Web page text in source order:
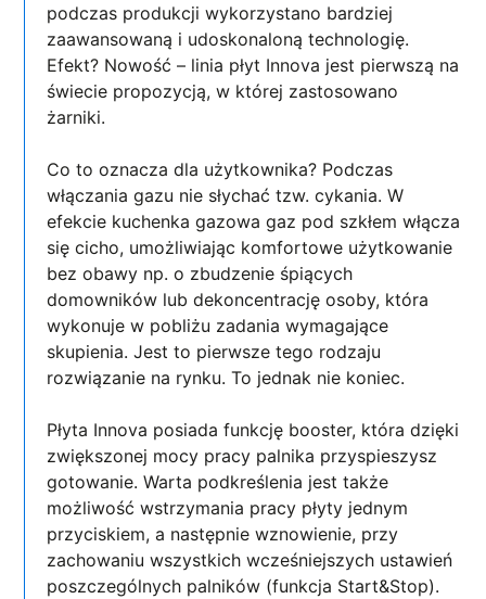
podczas produkcji wykorzystano bardziej
zaawansowaną i udoskonaloną technologię.
Efekt? Nowość – linia płyt Innova jest pierwszą na
świecie propozycją, w której zastosowano
żarniki.
Co to oznacza dla użytkownika? Podczas
włączania gazu nie słychać tzw. cykania. W
efekcie kuchenka gazowa gaz pod szkłem włącza
się cicho, umożliwiając komfortowe użytkowanie
bez obawy np. o zbudzenie śpiących
domowników lub dekoncentrację osoby, która
wykonuje w pobliżu zadania wymagające
skupienia. Jest to pierwsze tego rodzaju
rozwiązanie na rynku. To jednak nie koniec.
Płyta Innova posiada funkcję booster, która dzięki
zwiększonej mocy pracy palnika przyspieszysz
gotowanie. Warta podkreślenia jest także
możliwość wstrzymania pracy płyty jednym
przyciskiem, a następnie wznowienie, przy
zachowaniu wszystkich wcześniejszych ustawień
poszczególnych palników (funkcja Start&Stop).